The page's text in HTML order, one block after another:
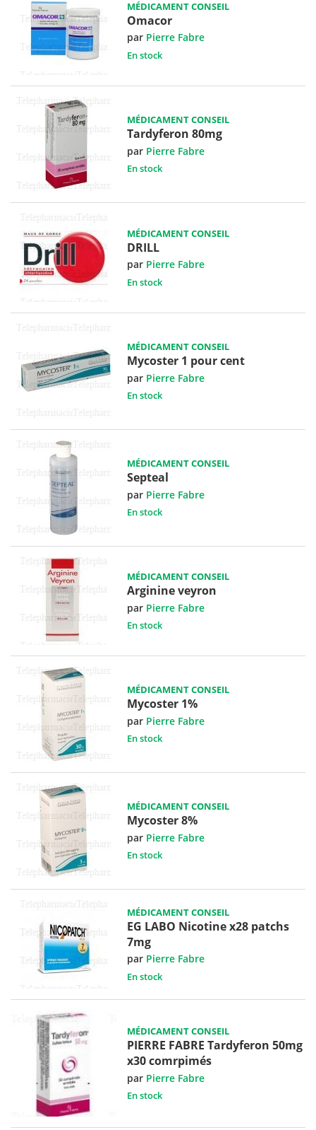
MÉDICAMENT CONSEIL
Omacor
par Pierre Fabre
En stock
MÉDICAMENT CONSEIL
Tardyferon 80mg
par Pierre Fabre
En stock
MÉDICAMENT CONSEIL
DRILL
par Pierre Fabre
En stock
MÉDICAMENT CONSEIL
Mycoster 1 pour cent
par Pierre Fabre
En stock
MÉDICAMENT CONSEIL
Septeal
par Pierre Fabre
En stock
MÉDICAMENT CONSEIL
Arginine veyron
par Pierre Fabre
En stock
MÉDICAMENT CONSEIL
Mycoster 1%
par Pierre Fabre
En stock
MÉDICAMENT CONSEIL
Mycoster 8%
par Pierre Fabre
En stock
MÉDICAMENT CONSEIL
EG LABO Nicotine x28 patchs
7mg
par Pierre Fabre
En stock
MÉDICAMENT CONSEIL
PIERRE FABRE Tardyferon 50mg
x30 comrpimés
par Pierre Fabre
En stock